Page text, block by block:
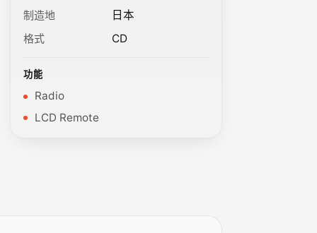
制造地
日本
格式
CD
功能
Radio
LCD Remote